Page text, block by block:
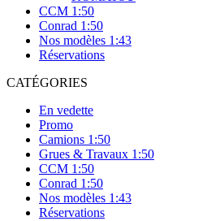
CCM 1:50
Conrad 1:50
Nos modèles 1:43
Réservations
CATÉGORIES
En vedette
Promo
Camions 1:50
Grues & Travaux 1:50
CCM 1:50
Conrad 1:50
Nos modèles 1:43
Réservations